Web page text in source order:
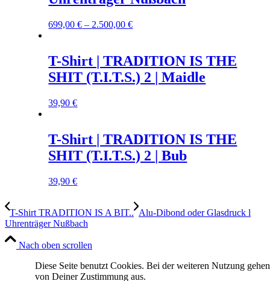
699,00€ – 2.500,00€
T-Shirt | TRADITION IS THE
SHIT (T.I.T.S.) 2 | Maidle
39,90€
T-Shirt | TRADITION IS THE
SHIT (T.I.T.S.) 2 | Bub
39,90€
T-Shirt TRADITION IS A BIT.. Alu-Dibond oder Glasdruck l
Uhrenträger Nußbach
Nach oben scrollen
Diese Seite benutzt Cookies. Bei der weiteren Nutzung
von Deiner Zustimmung aus.